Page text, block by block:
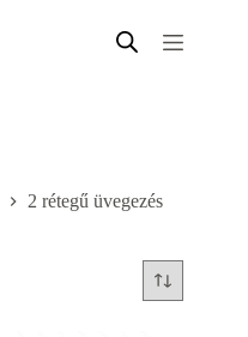
2 rétegű üvegezés